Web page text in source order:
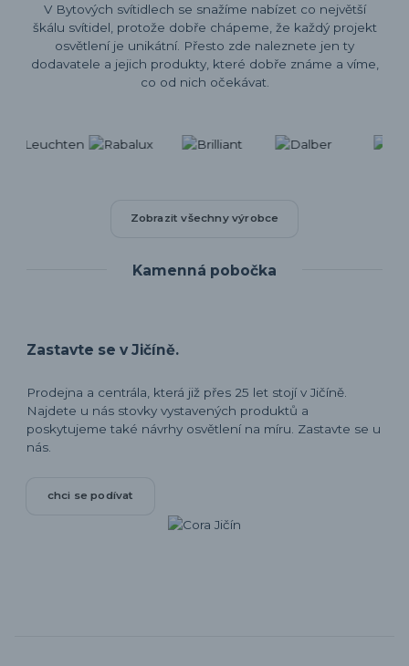
V Bytových svítidlech se snažíme nabízet co největší
škálu svítidel, protože dobře chápeme, že každý projekt
osvětlení je unikátní. Přesto zde naleznete jen ty
dodavatele a jejich produkty, které dobře známe a víme,
co od nich očekávat.
Zobrazit všechny výrobce
Kamenná pobočka
Zastavte se v Jičíně.
Prodejna a centrála, která již přes 25 let stojí v Jičíně.
Najdete u nás stovky vystavených produktů a
poskytujeme také návrhy osvětlení na míru. Zastavte se u
nás.
chci se podívat